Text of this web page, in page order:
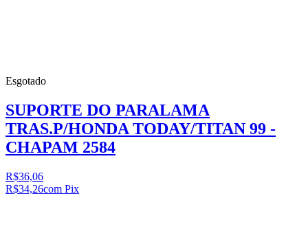
Esgotado
SUPORTE DO PARALAMA
TRAS.P/HONDA TODAY/TITAN 99 -
CHAPAM 2584
R$36,06
R$34,26com Pix